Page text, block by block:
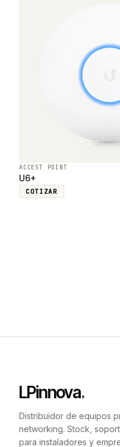
ACCEST POINT
U6+
COTIZAR
LPinnova.
Distribuidor de equipos
networking. Stock,
para instaladores y